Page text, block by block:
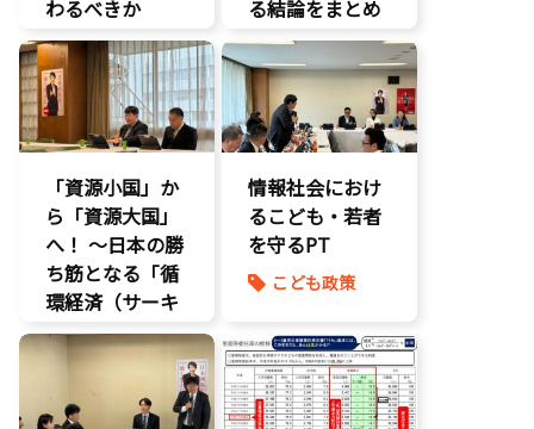
将来不安
わるべきか
こどもの権利
こども政策
議員連盟
障がい児者支
援
養子縁組
る結論をまとめ
ました】
こどもDX
こどもの権利
こども政策
「資源小国」か
ら「資源大国」
へ！ 〜日本の勝
ち筋となる「循
環経済（サーキ
ュラーエコノミ
ー）」とは？〜
情報社会におけ
るこども・若者
を守るPT
こども政策